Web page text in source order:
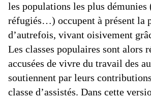
les populations les plus démunies
réfugiés…) occupent à présent la
d’autrefois, vivant oisivement
Les classes populaires sont alors
accusées de vivre du travail des
soutiennent par leurs
classe d’assistés. Dans cette